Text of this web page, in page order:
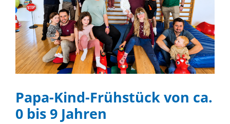
Papa-Kind-Frühstück von ca.
0 bis 9 Jahren